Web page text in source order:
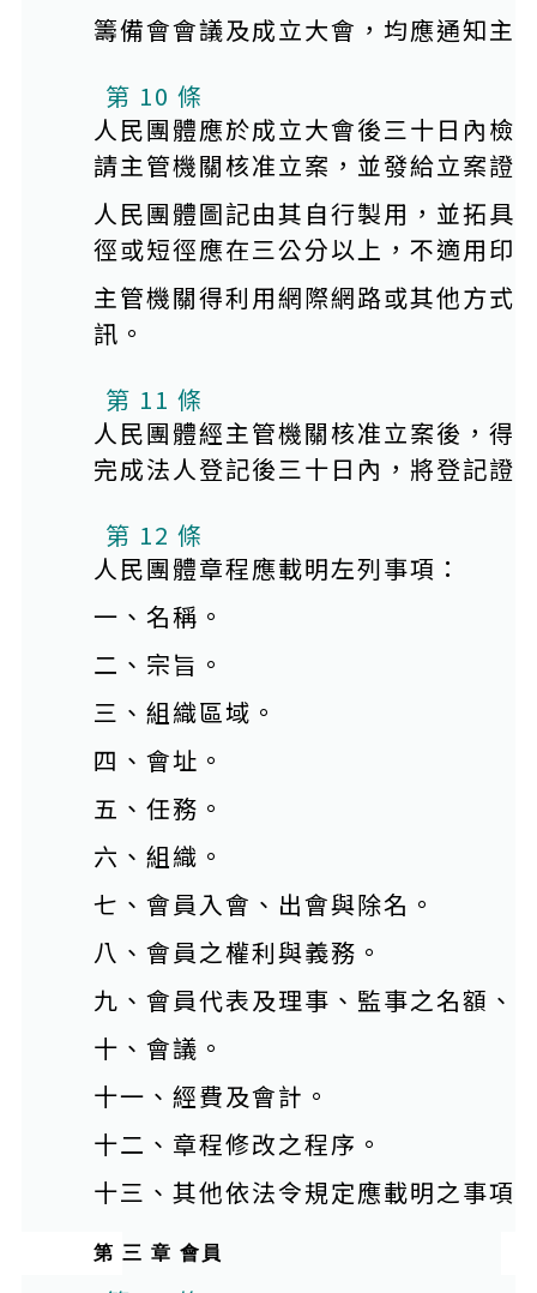
籌備會會議及成立大會，均應通知主
第 10 條
人民團體應於成立大會後三十日內檢
請主管機關核准立案，並發給立案證
人民團體圖記由其自行製用，並拓具
徑或短徑應在三公分以上，不適用印
主管機關得利用網際網路或其他方式
訊。
第 11 條
人民團體經主管機關核准立案後，得
完成法人登記後三十日內，將登記證
第 12 條
人民團體章程應載明左列事項：
一、名稱。
二、宗旨。
三、組織區域。
四、會址。
五、任務。
六、組織。
七、會員入會、出會與除名。
八、會員之權利與義務。
九、會員代表及理事、監事之名額、
十、會議。
十一、經費及會計。
十二、章程修改之程序。
十三、其他依法令規定應載明之事項
第 三 章 會員